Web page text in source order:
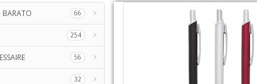
BARATO 66
254
56
32